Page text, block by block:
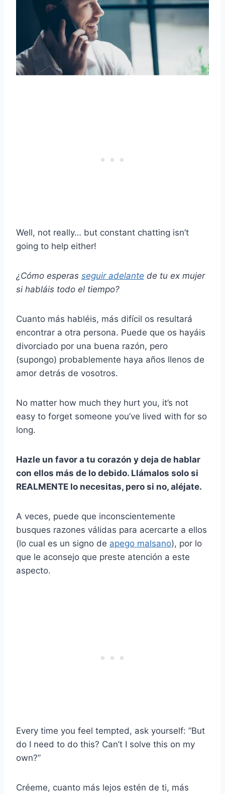
Well, not really… but constant chatting isn’t
going to help either!
¿Cómo esperas seguir adelante de tu ex mujer
si habláis todo el tiempo?
Cuanto más habléis, más difícil os resultará
encontrar a otra persona. Puede que os hayáis
divorciado por una buena razón, pero
(supongo) probablemente haya años llenos de
amor detrás de vosotros.
No matter how much they hurt you, it’s not
easy to forget someone you’ve lived with for so
long.
Hazle un favor a tu corazón y deja de hablar
con ellos más de lo debido. Llámalos solo si
REALMENTE lo necesitas, pero si no, aléjate.
A veces, puede que inconscientemente
busques razones válidas para acercarte a ellos
(lo cual es un signo de apego malsano), por lo
que le aconsejo que preste atención a este
aspecto.
Every time you feel tempted, ask yourself: ”But
do I need to do this? Can’t I solve this on my
own?”
Créeme, cuanto más lejos estén de ti, más